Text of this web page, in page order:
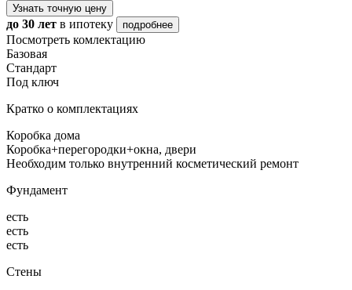
Узнать точную цену
до 30 лет в ипотеку подробнее
Посмотреть комлектацию
Базовая
Стандарт
Под ключ
Кратко о комплектациях
Коробка дома
Коробка+перегородки+окна, двери
Необходим только внутренний косметический ремонт
Фундамент
есть
есть
есть
Стены